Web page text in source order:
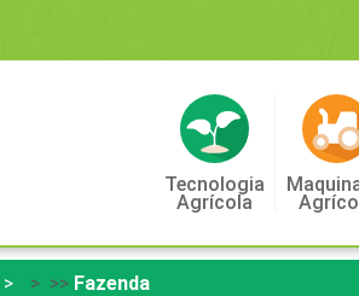
Tecnologia
Agrícola
> >> Fazenda